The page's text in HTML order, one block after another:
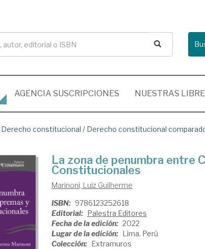
AGENCIA SUSCRIPCIONES NUESTRAS
Derecho constitucional / Derecho constitucional
La zona de penumbra entre
Constitucionales
Marinoni, Luiz Guilherme
ISBN: 9786123252618
Editorial: Palestra Editores
Fecha de la edición: 2022
Lugar de la edición: Lima. Perú
Colección: Extramuros